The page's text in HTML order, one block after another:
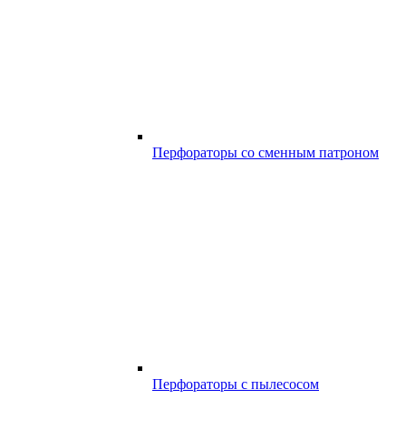
Перфораторы со сменным патроном
Перфораторы с пылесосом